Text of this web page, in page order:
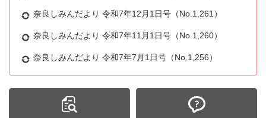
奈良しみんだより 令和7年12月1日号（No.1,261）
奈良しみんだより 令和7年11月1日号（No.1,260）
奈良しみんだより 令和7年7月1日号（No.1,256）